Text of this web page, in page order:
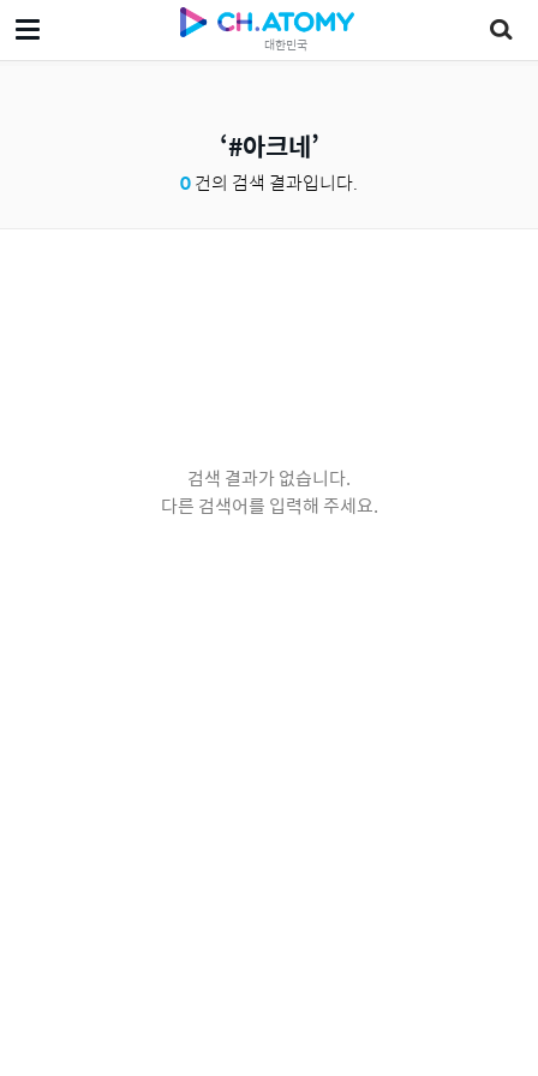
대한민국
#아크네
0건의 검색 결과입니다.
검색 결과가 없습니다.
다른 검색어를 입력해 주세요.